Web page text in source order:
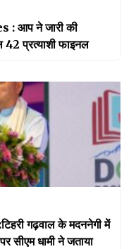
आप ने जारी की
42 प्रत्याशी फाइनल
गढ़वाल के मदननेगी में
सीएम धामी ने जताया